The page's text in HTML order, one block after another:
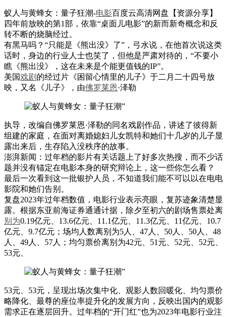
蚁人与黄蜂女：量子狂潮-电影百度云高清网盘【资源分享】
四年前放映的第1部，依靠“桌面儿电影”的新而新奇概念和反
转不断的烧脑经过。
有黑马吗？“只能是《熊出没》了”，弓水说，在他首次说这类
话时，身边的行业人士也笑了，但他是严肃对待的，“不要小
瞧《熊出没》，这在未来是个能更值钱的IP”。
美国戏剧 的经过片《困留心情里的儿子》于二月二十四号放
映，又名《儿子》，由佛罗莱恩·泽勒
执导，改编自佛罗莱恩·泽勒的同名戏剧作品，讲述了彼得新
组建的家庭，在面对离婚媳妇儿女凯特和她们十几岁的儿子显
露出来后，生存陷入没秩序的故事。
澎湃新闻：过年档的影片有关话题上了好多次热搜，而不少话
题并没有锚定在电影本身的研究辩论上，这一些你怎么看？
最后一次看到这一批银护人员，不知道我们能不可以以在电电
影院和她们告别。
复盘2023年过年档数值，电影行业表示亮眼，复苏迹象清楚显
露。根据东亚前海证券通通计据，除夕至初六的剧场售票处离
别为0.19亿元、13.6亿元、11.1亿元、11.3亿元、11亿元、10.7
亿元、9.7亿元；场均人数离别为5人、47人、50人、50人、48
人、49人、57人；均匀票价离别为42元、51元、52元、52元、
53元、
53元、53元，呈现出场次集中化、观影人数回暖化、均匀票价
略降化、最尊的座位率提升化的发展方向，反映出国内的观影
需求正在逐层回升。过年档的“开门红”也为2023年电影行业注